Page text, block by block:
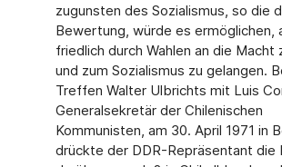
zugunsten des Sozialismus, so die
Bewertung, würde es ermöglichen,
friedlich durch Wahlen an die Macht
und zum Sozialismus zu gelangen.
Treffen Walter Ulbrichts mit Luis
Generalsekretär der Chilenischen
Kommunisten, am 30. April 1971 in
drückte der DDR-Repräsentant die